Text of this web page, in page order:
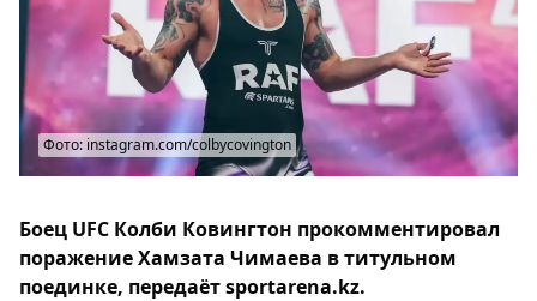
Фото: instagram.com/colbycovington
Боец UFC Колби Ковингтон прокомментировал
поражение Хамзата Чимаева в титульном
поединке, передаёт sportarena.kz.